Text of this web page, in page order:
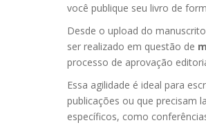
você publique seu livro de
Desde o upload do
ser realizado em questão de
processo de aprovação
Essa agilidade é ideal para
publicações ou que precisam
específicos, como